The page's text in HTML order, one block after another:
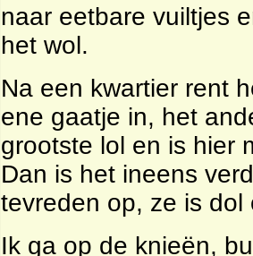
naar eetbare vuiltjes
het wol.
Na een kwartier rent
ene gaatje in, het
grootste lol en is hier
Dan is het ineens
tevreden op, ze is
Ik ga op de knieën,